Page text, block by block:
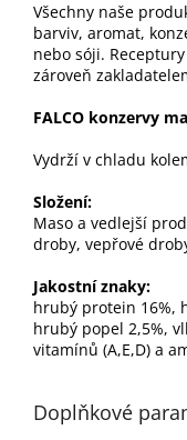
Všechny naše
barviv, aromat,
nebo sóji.
zároveň
FALCO konzervy
Vydrží v chladu
Složení:
Maso a vedlejší
droby, vepřové
Jakostní znaky:
hrubý protein 16%,
hrubý popel 2,5%,
vitamínů (A,E,D) a
Doplňkové